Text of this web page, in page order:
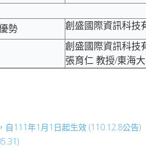
勢 創盛國際資訊科技
創盛國際資訊科技
張育仁 教授/東海
111年1月1日起生效 (110.12.8公告)